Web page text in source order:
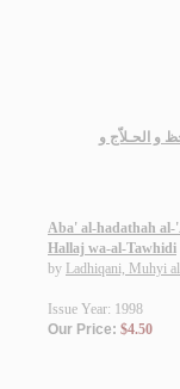
و الحـلاّج و
Aba' al-hadathah
Hallaj wa-al-Tawhidi
by Ladhiqani, Muhyi
Issue Year: 1998
Our Price: $4.50